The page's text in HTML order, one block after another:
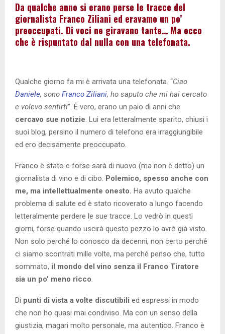
Da qualche anno si erano perse le tracce del
giornalista Franco Ziliani ed eravamo un po’
preoccupati. Di voci ne giravano tante… Ma ecco
che è rispuntato dal nulla con una telefonata.
Qualche giorno fa mi è arrivata una telefonata. “Ciao
Daniele, sono Franco Ziliani, ho saputo che mi hai cercato
e volevo sentirti”. È vero, erano un paio di anni che
cercavo sue notizie. Lui era letteralmente sparito, chiusi i
suoi blog, persino il numero di telefono era irraggiungibile
ed ero decisamente preoccupato.
Franco è stato e forse sarà di nuovo (ma non è detto) un
giornalista di vino e di cibo. Polemico, spesso anche con
me, ma intellettualmente onesto. Ha avuto qualche
problema di salute ed è stato ricoverato a lungo facendo
letteralmente perdere le sue tracce. Lo vedrò in questi
giorni, forse quando uscirà questo pezzo lo avrò già visto.
Non solo perché lo conosco da decenni, non certo perché
ci siamo scontrati mille volte, ma perché penso che, tutto
sommato, il mondo del vino senza il Franco Tiratore
sia un po’ meno ricco.
Di punti di vista a volte discutibili ed espressi in modo
che non ho quasi mai condiviso. Ma con un senso della
giustizia, magari molto personale, ma autentico. Franco è